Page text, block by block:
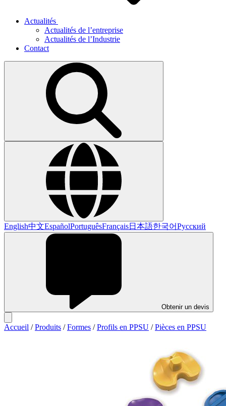
Actualités
Actualités de l’entreprise
Actualités de l’Industrie
Contact
English中文EspañolPortuguêsFrançais日本語한국어Русский
Obtenir un devis
Accueil /Produits /Formes /Profils en PPSU /Pièces en PPSU